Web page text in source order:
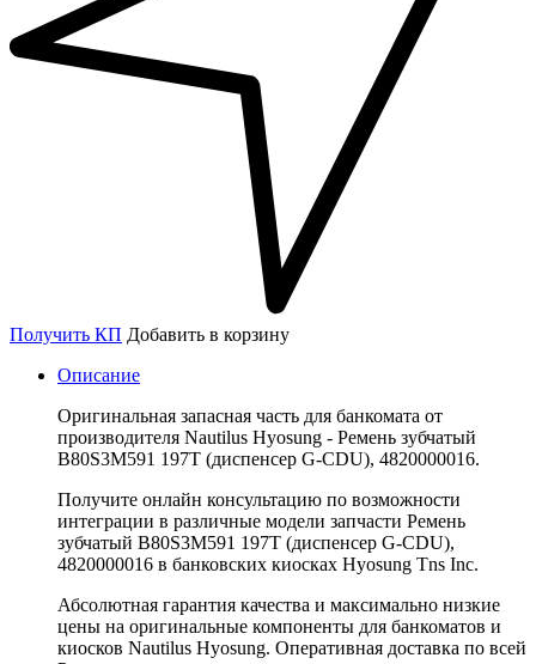
Получить КП Добавить в корзину
Описание
Оригинальная запасная часть для банкомата от
производителя Nautilus Hyosung - Ремень зубчатый
B80S3M591 197T (диспенсер G-CDU), 4820000016.
Получите онлайн консультацию по возможности
интеграции в различные модели запчасти Ремень
зубчатый B80S3M591 197T (диспенсер G-CDU),
4820000016 в банковских киосках Hyosung Tns Inc.
Абсолютная гарантия качества и максимально низкие
цены на оригинальные компоненты для банкоматов и
киосков Nautilus Hyosung. Оперативная доставка по всей